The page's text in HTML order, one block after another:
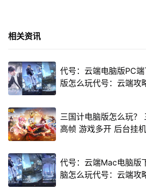
相关资讯
代号：云端电脑版PC
版怎么玩代号：云端攻
三国计电脑版怎么玩？
高帧 游戏多开 后台挂
代号：云端Mac电脑版
脑怎么玩代号：云端攻